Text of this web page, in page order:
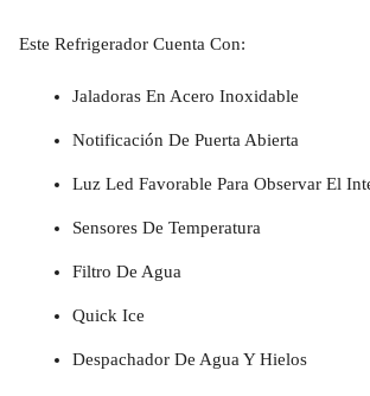
Este Refrigerador Cuenta Con:
Jaladoras En Acero Inoxidable
Notificación De Puerta Abierta
Luz Led Favorable Para Observar El
Sensores De Temperatura
Filtro De Agua
Quick Ice
Despachador De Agua Y Hielos